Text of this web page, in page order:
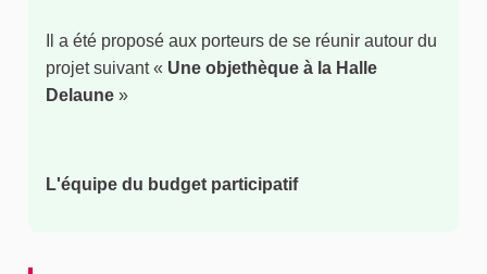
Il a été proposé aux porteurs de se réunir autour du
projet suivant « Une objethèque à la Halle
Delaune »
L'équipe du budget participatif